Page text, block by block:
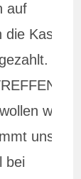
auf
Kasse
wir
uns
bei